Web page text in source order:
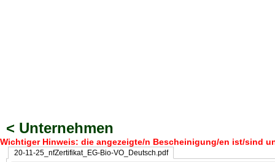
< Unternehmen
Wichtiger Hinweis: die angezeigte/n Bescheinigung/en ist/sind
20-11-25_nfZertifikat_EG-Bio-VO_Deutsch.pdf